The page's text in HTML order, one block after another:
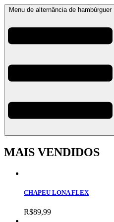
Menu de alternância de hambúrguer
MAIS VENDIDOS
CHAPEU LONA FLEX
R$89,99